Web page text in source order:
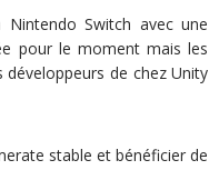
Nintendo Switch avec une
pour le moment mais les
de chez Unity
stable et bénéficier de